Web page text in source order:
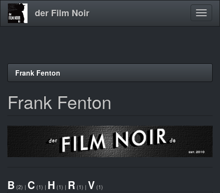
Direkt
der Film Noir
Frank Fenton
Frank Fenton
B (2) | C (1) | H (1) | R (1) | V (1)